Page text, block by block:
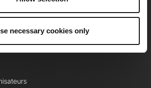
necessary cookies only